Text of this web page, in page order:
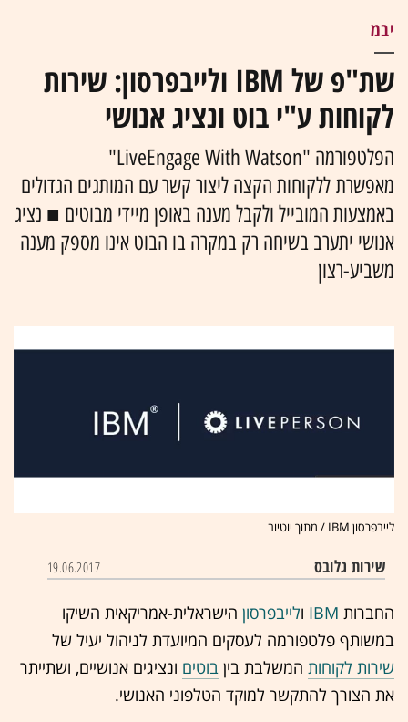
יבמ
שת"פ של IBM ולייבפרסון: שירות
לקוחות ע"י בוט ונציג אנושי
הפלטפורמה "LiveEngage With Watson"
מאפשרת ללקוחות הקצה ליצור קשר עם המותגים הגדולים
באמצעות המובייל ולקבל מענה באופן מיידי מבוטים ■ נציג
אנושי יתערב בשיחה רק במקרה בו הבוט אינו מספק מענה
משביע-רצון
לייבפרסון IBM / מתוך יוטיוב
שירות גלובס 19.06.2017
החברות IBM ולייבפרסון הישראלית-אמריקאית השיקו
במשותף פלטפורמה לעסקים המיועדת לניהול יעיל של
שירות לקוחות המשלבת בין בוטים ונציגים אנושיים, ושתייתר
את הצורך להתקשר למוקד הטלפוני האנושי.